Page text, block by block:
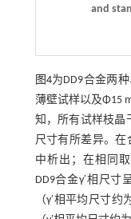
and
图4为DD9合金两
薄壁试样以及Φ15
知，所有试样枝晶
尺寸有所差异。在
中析出；在相同
DD9合金γ′相尺
（γ′相平均尺寸